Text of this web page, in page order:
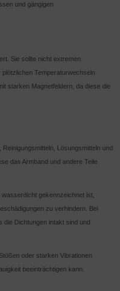
und gängigen
Sie sollte nicht extremen
Temperaturwechseln
starken Magnetfeldern, da diese die
Lösungsmitteln und
das Armband und andere Teile
gekennzeichnet ist,
zu verhindern. Bei
Dichtungen intakt sind und
oder starken Vibrationen
beeinträchtigen kann.